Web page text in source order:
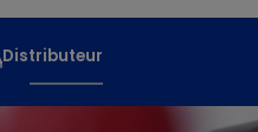
Distributeur